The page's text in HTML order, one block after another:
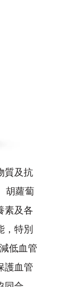
質及抗
胡蘿蔔
素及各
，特別
低血管
護血管